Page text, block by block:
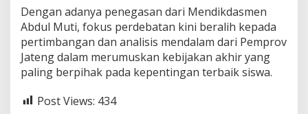
Dengan adanya penegasan dari Mendikdasmen
Abdul Muti, fokus perdebatan kini beralih kepada
pertimbangan dan analisis mendalam dari Pemprov
Jateng dalam merumuskan kebijakan akhir yang
paling berpihak pada kepentingan terbaik siswa.
Post Views: 434